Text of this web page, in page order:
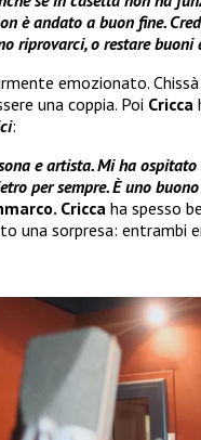
è andato a buon fine.
riprovarci, o restare buoni
emozionato.
una coppia. Poi Cricca
:
e artista. Mi ha
per sempre. È uno
Cricca ha spesso
una sorpresa: